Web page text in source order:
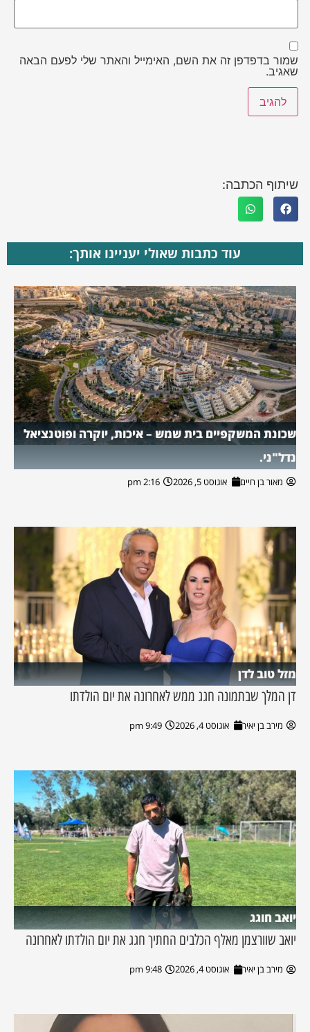
שמור בדפדפן זה את השם, האימייל והאתר שלי לפעם הבאה
שאגיב.
שיתוף הכתבה:
עוד כתבות שאולי יעניינו אותך:
שכונת המשקפיים בית שמש – איכות, יוקרה ופוטנציאל
נדל"ני.
מאור בן חיים אוגוסט 5, 2026 2:16 pm
מזל טוב לדן
דן המלך שבתמונה חגג ממש לאחרונה את יום הולדתו
מירב בן יאיר אוגוסט 4, 2026 9:49 pm
יואב חוגג
יואב שוורצמן מאלף הכלבים החתיך חגג את יום הולדתו לאחרונה
מירב בן יאיר אוגוסט 4, 2026 9:48 pm